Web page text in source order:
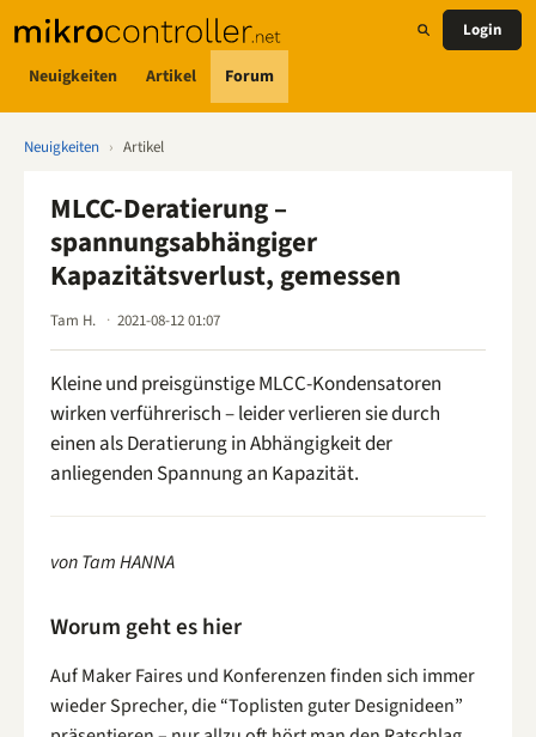
Neuigkeiten Artikel Forum
Login
Neuigkeiten › Artikel
MLCC-Deratierung –
spannungsabhängiger
Kapazitätsverlust, gemessen
Tam H. 2021-08-12 01:07
Kleine und preisgünstige MLCC-Kondensatoren
wirken verführerisch – leider verlieren sie durch
einen als Deratierung in Abhängigkeit der
anliegenden Spannung an Kapazität.
von Tam HANNA
Worum geht es hier
Auf Maker Faires und Konferenzen finden sich immer
wieder Sprecher, die “Toplisten guter Designideen”